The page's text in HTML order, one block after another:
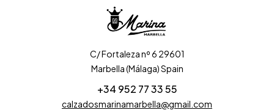
C/ Fortaleza nº 6 29601
Marbella (Málaga) Spain
+34 952 77 33 55
calzadosmarinamarbella@gmail.com